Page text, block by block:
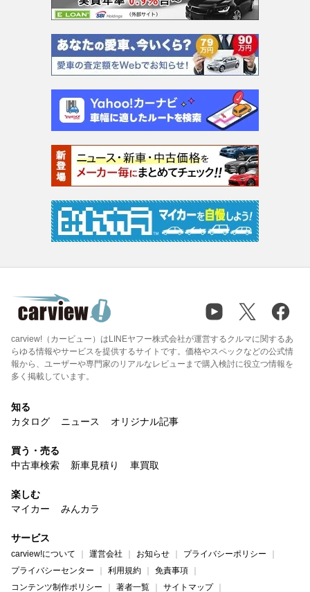
carview!（カービュー）はLINEヤフー株式会社が運営するクルマに関するあ
らゆる情報やサービスを提供するサイトです。価格やスペックなどの公式情
報から、ユーザーや専門家のリアルなレビューまで購入検討に役立つ情報を
多く掲載しています。
知る
カタログ
ニュース オリジナル記事
買う・売る
中古車検索
新車見積り 車買取
楽しむ
マイカー
みんカラ
サービス
carview!について 運営会社 お知らせ
プライバシーポリシー
プライバシーセンター
利用規約
免責事項
コンテンツ制作ポリシー
著者一覧 サイトマップ